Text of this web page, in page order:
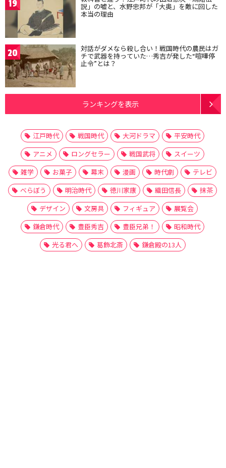
19 説」の嘘と、水野忠邦が「大奥」を敵に回した
本当の理由
20 対話がダメなら殺し合い！戦国時代の農民はガ
チで武器を持っていた…秀吉が発した“喧嘩停
止令”とは？
ランキングを表示
江戸時代 戦国時代 大河ドラマ
平安時代
アニメ
ロングセラー 戦国武将
スイーツ
雑学
お菓子 幕末 漫画 時代劇
テレビ
べらぼう
明治時代 徳川家康 織田信長
抹茶
デザイン
文房具 フィギュア
展覧会
鎌倉時代
豊臣秀吉 豊臣兄弟！
昭和時代
光る君へ
葛飾北斎 鎌倉殿の13人